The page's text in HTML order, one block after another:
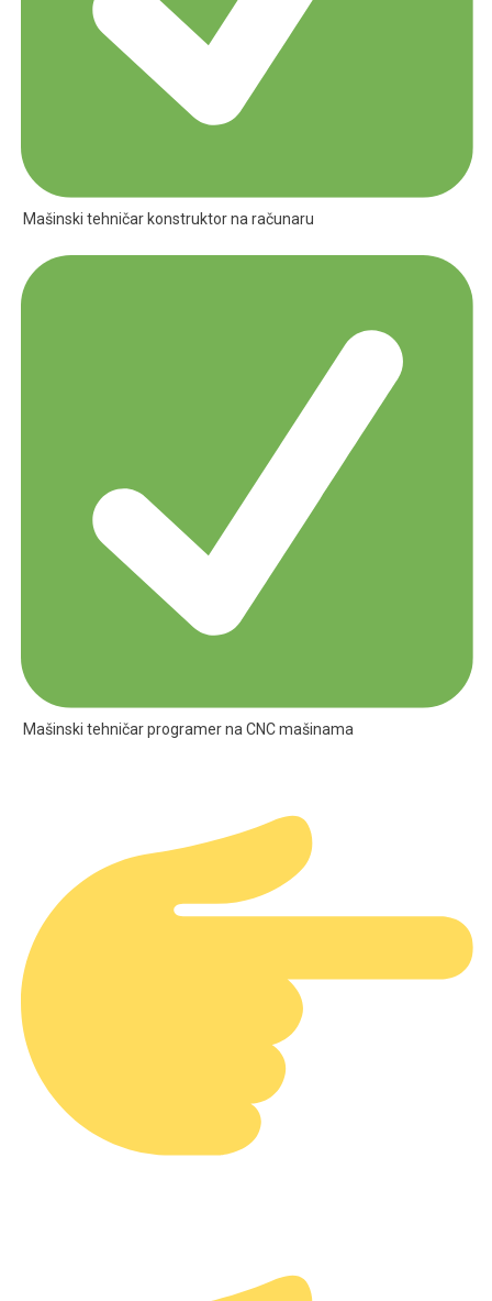
Mašinski tehničar konstruktor na računaru
Mašinski tehničar programer na CNC mašinama